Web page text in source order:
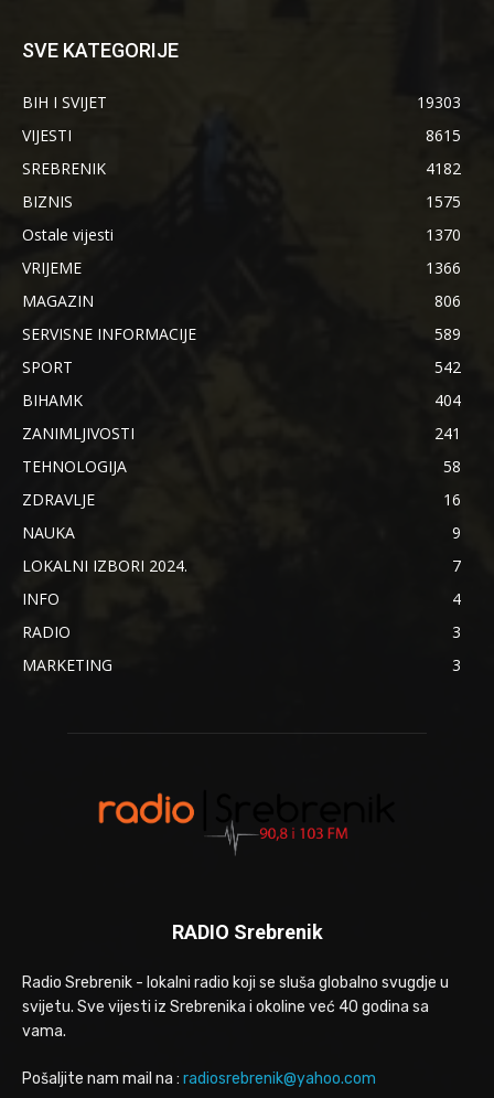
SVE KATEGORIJE
BIH I SVIJET
19303
VIJESTI
8615
SREBRENIK
4182
BIZNIS
1575
Ostale vijesti
1370
VRIJEME
1366
MAGAZIN
806
SERVISNE INFORMACIJE
589
SPORT
542
BIHAMK
404
ZANIMLJIVOSTI
241
TEHNOLOGIJA
58
ZDRAVLJE
16
NAUKA
9
LOKALNI IZBORI 2024.
7
INFO
4
RADIO
3
MARKETING
3
RADIO Srebrenik
Radio Srebrenik - lokalni radio koji se sluša globalno svugdje u
svijetu. Sve vijesti iz Srebrenika i okoline već 40 godina sa
vama.
Pošaljite nam mail na : radiosrebrenik@yahoo.com